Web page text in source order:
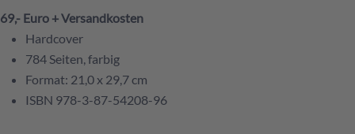
69,- Euro + Versandkosten
Hardcover
784 Seiten, farbig
Format: 21,0 x 29,7 cm
ISBN 978-3-87-54208-96